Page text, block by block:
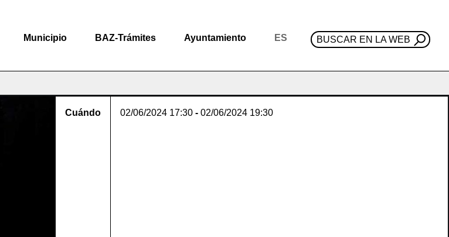
Municipio BAZ-Trámites Ayuntamiento ES BUSCAR EN LA WEB
Cuándo 02/06/2024 17:30 - 02/06/2024 19:30